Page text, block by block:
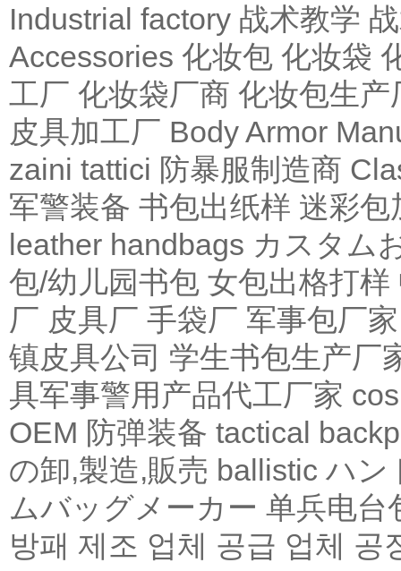
Industrial factory 战术教学
Accessories 化妆包 化妆袋
工厂 化妆袋厂商 化妆包生产
皮具加工厂 Body Armor
zaini tattici 防暴服制造商
军警装备 书包出纸样 迷彩包
leather handbags カスタム
包/幼儿园书包 女包出格打样
厂 皮具厂 手袋厂 军事包厂家
镇皮具公司 学生书包生产厂
具军事警用产品代工厂家
OEM 防弹装备 tactical
の卸,製造,販売 ballistic ハン
ムバッグメーカー 单兵电台
방패 제조 업체 공급 업체 공